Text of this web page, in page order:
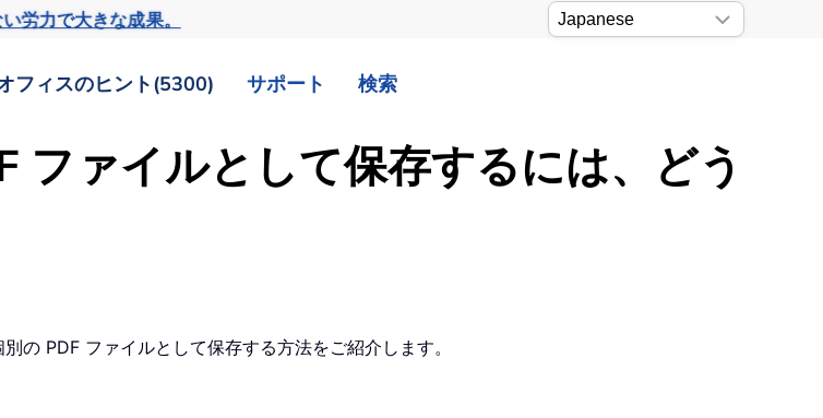
い労力で大きな成果。
フィスのヒント(5300) サポート 検索
ァイルとして保存するには、どう
の PDF ファイルとして保存する方法をご紹介します。